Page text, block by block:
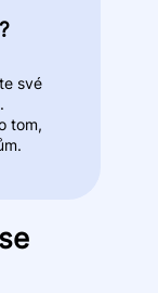
?
své
tom,